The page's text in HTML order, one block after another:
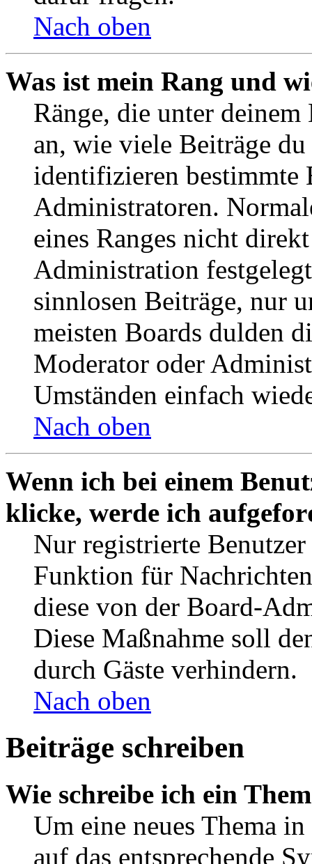
Nach oben
Was ist mein Rang und
Ränge, die unter deinem
an, wie viele Beiträge
identifizieren bestimmte
Administratoren.
eines Ranges nicht
Administration
sinnlosen Beiträge, nur
meisten Boards dulden
Moderator oder
Umständen einfach
Nach oben
Wenn ich bei einem
klicke, werde ich
Nur registrierte
Funktion für
diese von der Board-
Diese Maßnahme soll
durch Gäste verhindern.
Nach oben
Beiträge schreiben
Wie schreibe ich ein
Um eine neues Thema
auf das entsprechende